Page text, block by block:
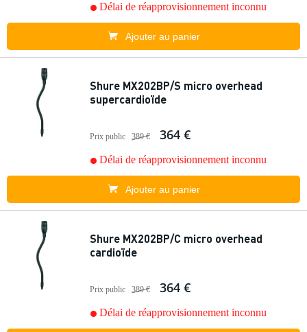
Délai de réapprovisionnement inconnu
Ajouter au panier
Shure MX202BP/S micro overhead
supercardioïde
Prix public 389 € 364 €
Délai de réapprovisionnement inconnu
Ajouter au panier
Shure MX202BP/C micro overhead
cardioïde
Prix public 389 € 364 €
Délai de réapprovisionnement inconnu